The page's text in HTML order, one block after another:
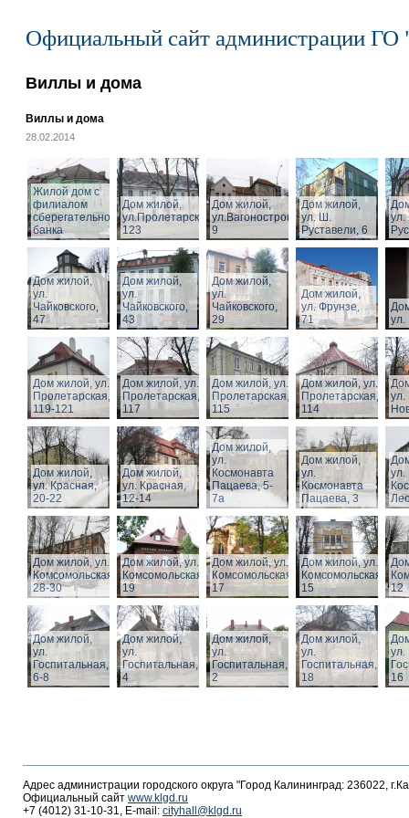
Официальный сайт администрации ГО
Виллы и дома
Виллы и дома
28.02.2014
Жилой дом с
филиалом
сберегательного
банка
Дом жилой,
ул.Пролетарская,
123
Дом жилой,
ул.Вагоностроительная,
9
Дом жилой,
ул. Ш.
Руставели, 6
Дом жилой,
ул.
Чайковского,
47
Дом жилой,
ул.
Чайковского,
43
Дом жилой,
ул.
Чайковского,
29
Дом жилой,
ул. Фрунзе,
71
ул.
Дом жилой, ул.
Пролетарская,
119-121
Дом жилой, ул.
Пролетарская,
117
Дом жилой, ул.
Пролетарская,
115
Дом жилой, ул.
Пролетарская,
114
Дом жилой,
ул. Красная,
20-22
Дом жилой,
ул. Красная,
12-14
Дом жилой,
ул.
Космонавта
Пацаева, 5-
7а
Дом жилой,
ул.
Космонавта
Пацаева, 3
ул.
Дом жилой, ул.
Комсомольская,
28-30
Дом жилой, ул.
Комсомольская,
19
Дом жилой, ул.
Комсомольская,
17
Дом жилой, ул.
Комсомольская,
15
12
Дом жилой,
ул.
Госпитальная,
6-8
Дом жилой,
ул.
Госпитальная,
4
Дом жилой,
ул.
Госпитальная,
2
Дом жилой,
ул.
Госпитальная,
18
ул.
16
Адрес администрации городского округа "Город Калининград: 236022,
Официальный сайт www.klgd.ru
+7 (4012) 31-10-31, E-mail: cityhall@klgd.ru